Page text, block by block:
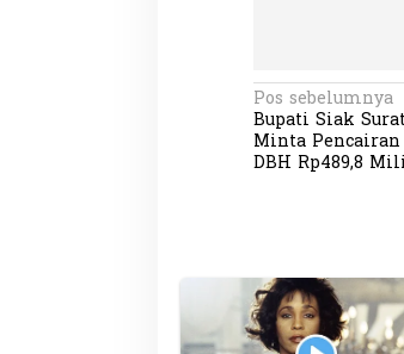
N
a
v
a
s
i
Pos sebelumnya
Bupati Siak
Minta
DBH Rp489,8